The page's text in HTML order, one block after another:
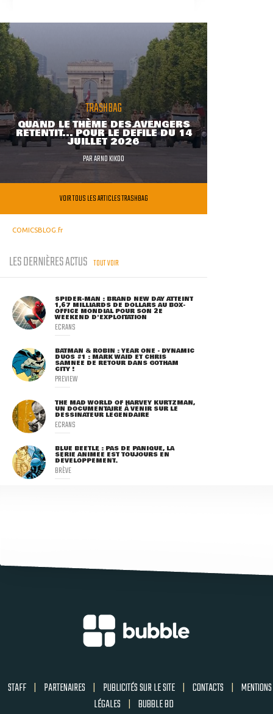
TRASHBAG
QUAND LE THÈME DES AVENGERS
RETENTIT... POUR LE DÉFILÉ DU 14
JUILLET 2026
PARARNO KIKOO
VOIR TOUS LES ARTICLES TRASHBAG
COMICSBLOG.fr
LES DERNIÈRES ACTUS TOUT VOIR
SPIDER-MAN : BRAND NEW DAY ATTEINT
1,67 MILLIARDS DE DOLLARS AU BOX-
OFFICE MONDIAL POUR SON 2E
WEEKEND D'EXPLOITATION
ECRANS
BATMAN & ROBIN : YEAR ONE - DYNAMIC
DUOS #1 : MARK WAID ET CHRIS
SAMNEE DE RETOUR DANS GOTHAM
CITY !
PREVIEW
THE MAD WORLD OF HARVEY KURTZMAN,
UN DOCUMENTAIRE À VENIR SUR LE
DESSINATEUR LÉGENDAIRE
ECRANS
BLUE BEETLE : PAS DE PANIQUE, LA
SÉRIE ANIMÉE EST TOUJOURS EN
DÉVELOPPEMENT.
BRÈVE
STAFF | PARTENAIRES | PUBLICITÉS SUR LE SITE | CONTACTS | MENTIONS
LÉGALES | BUBBLE BD